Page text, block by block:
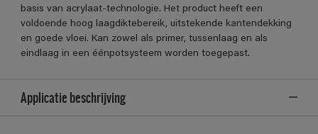
basis van acrylaat-technologie. Het product heeft een
voldoende hoog laagdiktebereik, uitstekende kantendekking
en goede vloei. Kan zowel als primer, tussenlaag en als
eindlaag in een éénpotsysteem worden toegepast.
Applicatie beschrijving